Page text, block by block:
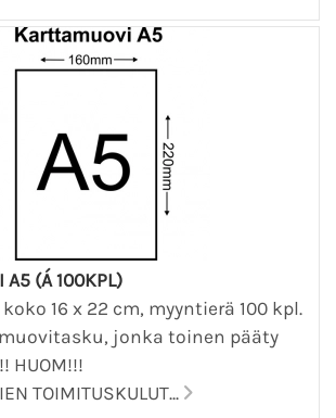
A5 (Á 100KPL)
16 x 22 cm, myyntierä 100 kpl.
jonka toinen pääty
HUOM!!!
TOIMITUSKULUT...